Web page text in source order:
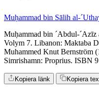
Muḥammad bin Sālih al-
Muḥammad bin ´Abdul-
Volym 7. Libanon: Maktaba
Muhammed Knut Bernström
Simrishamn: Proprius. ISBN
Kopiera länk Kopiera